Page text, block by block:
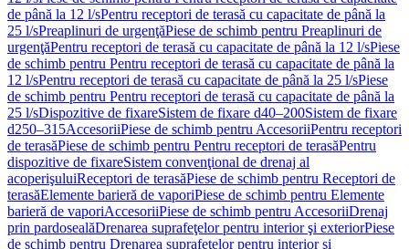
de până la 12 l/sPentru receptori de terasă cu capacitate de până la
25 l/sPreaplinuri de urgenţăPiese de schimb pentru Preaplinuri de
urgenţăPentru receptori de terasă cu capacitate de până la 12 l/sPiese
de schimb pentru Pentru receptori de terasă cu capacitate de până la
12 l/sPentru receptori de terasă cu capacitate de până la 25 l/sPiese
de schimb pentru Pentru receptori de terasă cu capacitate de până la
25 l/sDispozitive de fixareSistem de fixare d40–200Sistem de fixare
d250–315AccesoriiPiese de schimb pentru AccesoriiPentru receptori
de terasăPiese de schimb pentru Pentru receptori de terasăPentru
dispozitive de fixareSistem convenţional de drenaj al
acoperişuluiReceptori de terasăPiese de schimb pentru Receptori de
terasăElemente barieră de vaporiPiese de schimb pentru Elemente
barieră de vaporiAccesoriiPiese de schimb pentru AccesoriiDrenaj
prin pardosealăDrenarea suprafeţelor pentru interior şi exteriorPiese
de schimb pentru Drenarea suprafeţelor pentru interior şi